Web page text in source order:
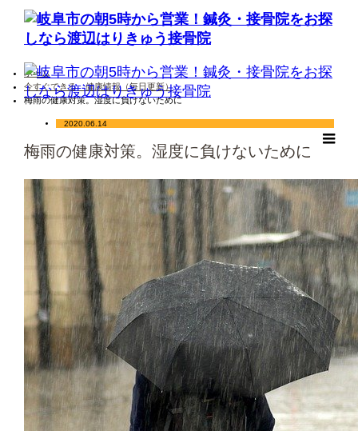
ホーム
今すぐできる 健康情報（毎日更新）
梅雨の健康対策。湿度に負けないために
2020.06.14
梅雨の健康対策。湿度に負けないために